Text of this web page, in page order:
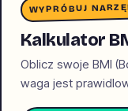
WYPRÓBUJ
Kalkulator
Oblicz swoje BMI
waga jest